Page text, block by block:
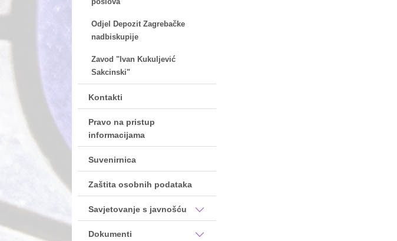
Odjel Depozit Zagrebačke
nadbiskupije
Zavod "Ivan Kukuljević
Sakcinski"
Kontakti
Pravo na pristup
informacijama
Suvenirnica
Zaštita osobnih podataka
Savjetovanje s javnošću
Dokumenti